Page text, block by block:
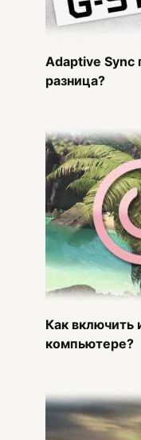
Adaptive Sync
разница?
Как включить
компьютере?